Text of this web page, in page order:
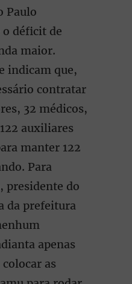
Paulo
déficit de
maior.
indicam que,
contratar
32 médicos,
auxiliares
manter 122
Para
presidente do
da prefeitura
apenas
as